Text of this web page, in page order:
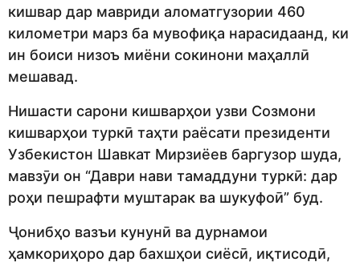
кишвар дар мавриди аломатгузории 460
километри марз ба мувофиқа нарасидаанд, ки
ин боиси низоъ миёни сокинони маҳаллӣ
мешавад.
Нишасти сарони кишварҳои узви Созмони
кишварҳои туркӣ таҳти раёсати президенти
Узбекистон Шавкат Мирзиёев баргузор шуда,
мавзӯи он “Даври нави тамаддуни туркӣ: дар
роҳи пешрафти муштарак ва шукуфоӣ” буд.
Ҷонибҳо вазъи кунунӣ ва дурнамои
ҳамкориҳоро дар бахшҳои сиёсӣ, иқтисодӣ,